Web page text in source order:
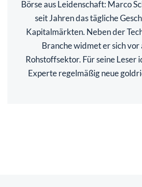
Börse aus Leidenschaft: Marco
seit Jahren das tägliche
Kapitalmärkten. Neben der
Branche widmet er sich vor
Rohstoffsektor. Für seine
Experte regelmäßig neue